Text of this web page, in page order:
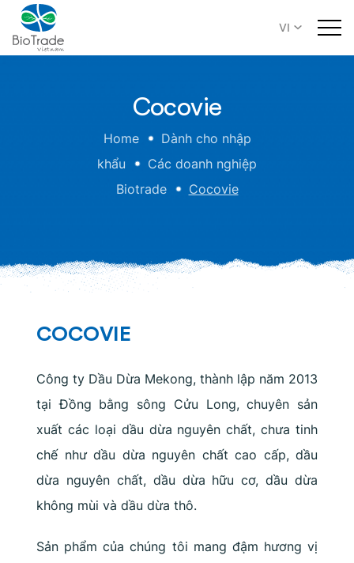
Cocovie
Home
Dành cho nhập
khẩu
Các doanh nghiệp
Biotrade
Cocovie
VI
COCOVIE
Công ty Dầu Dừa Mekong, thành lập năm 2013
tại Đồng bằng sông Cửu Long, chuyên sản
xuất các loại dầu dừa nguyên chất, chưa tinh
chế như dầu dừa nguyên chất cao cấp, dầu
dừa nguyên chất, dầu dừa hữu cơ, dầu dừa
không mùi và dầu dừa thô.
Sản phẩm của chúng tôi mang đậm hương vị